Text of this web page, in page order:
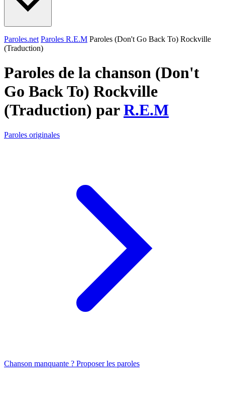
Paroles.net Paroles R.E.M Paroles (Don't Go Back To) Rockville
(Traduction)
Paroles de la chanson (Don't
Go Back To) Rockville
(Traduction) parR.E.M
Paroles originales
Chanson manquante ? Proposer les paroles